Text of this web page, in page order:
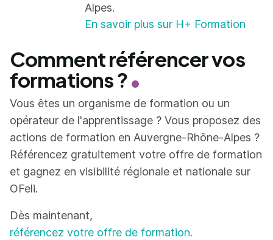
Alpes.
En savoir plus sur H+ Formation
Comment référencer vos
formations ?
Vous êtes un organisme de formation ou un
opérateur de l'apprentissage ? Vous proposez des
actions de formation en Auvergne-Rhône-Alpes ?
Référencez gratuitement votre offre de formation
et gagnez en visibilité régionale et nationale sur
OFeli.
Dès maintenant,
référencez votre offre de formation.